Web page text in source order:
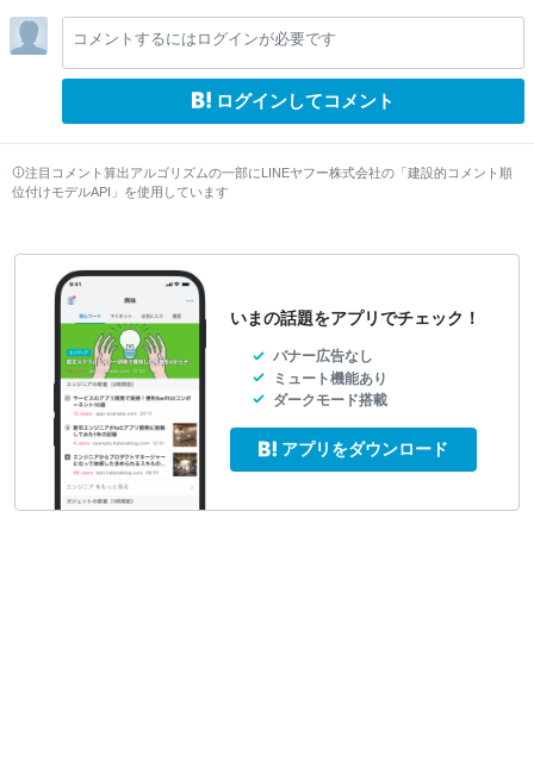
コメントするにはログインが必要です
ログインしてコメント
注目コメント算出アルゴリズムの一部にLINEヤフー株式会社の「建設的コメント順
位付けモデルAPI」を使用しています
いまの話題をアプリでチェック！
バナー広告なし
ミュート機能あり
ダークモード搭載
アプリをダウンロード